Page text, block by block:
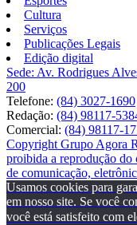
Cultura
Serviços
Publicações Legais
Edição digital
Sede: Av. Rodrigues
200
Telefone: (84) 3027-1690
Redação: (84) 98117-
Comercial: (84) 98117-
Copyright Grupo Agora
proibida a reprodução do
de comunicação,
Usamos cookies para
em nosso site. Se você
você está satisfeito com